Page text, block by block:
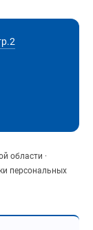
области ·
персональных